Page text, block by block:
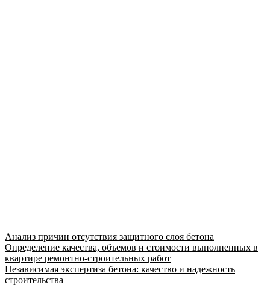
Анализ причин отсутствия защитного слоя бетона
Определение качества, объемов и стоимости выполненных в
квартире ремонтно-строительных работ
Независимая экспертиза бетона: качество и надежность
строительства